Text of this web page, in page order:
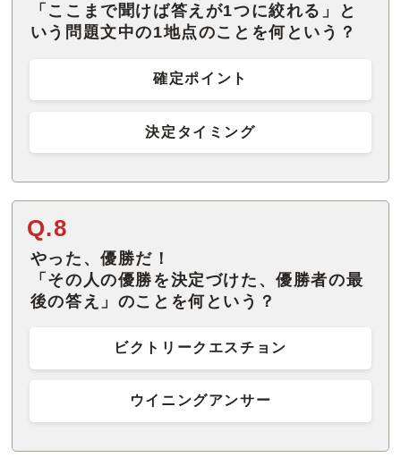
「ここまで聞けば答えが1つに絞れる」と
いう問題文中の1地点のことを何という？
確定ポイント
決定タイミング
Q.8
やった、優勝だ！
「その人の優勝を決定づけた、優勝者の最
後の答え」のことを何という？
ビクトリークエスチョン
ウイニングアンサー